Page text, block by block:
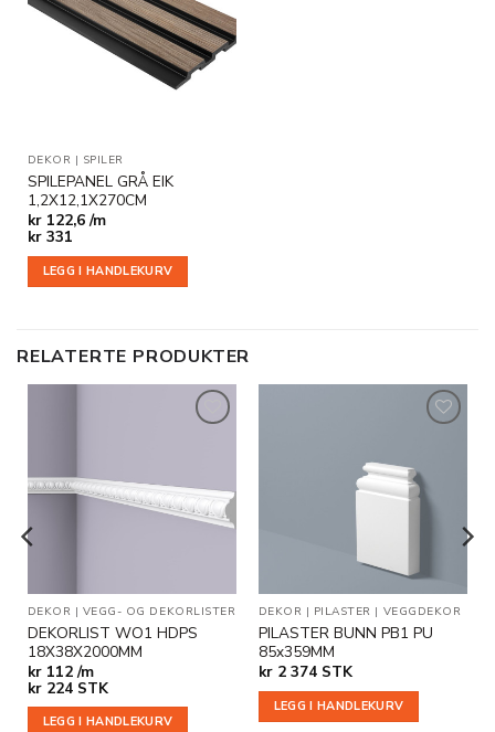
Legg til
i
ønskeliste
DEKOR | SPILER
SPILEPANEL GRÅ EIK
1,2X12,1X270CM
kr122,6 /m
kr331
LEGG I HANDLEKURV
RELATERTE PRODUKTER
ønskeliste
DEKOR | VEGG- OG DEKORLISTER
DEKORLIST WO1 HDPS
18X38X2000MM
kr112 /m
kr224 STK
LEGG I HANDLEKURV
ønskeliste
DEKOR | PILASTER | VEGGDEKOR
PILASTER BUNN PB1 PU
85x359MM
kr2 374 STK
LEGG I HANDLEKURV